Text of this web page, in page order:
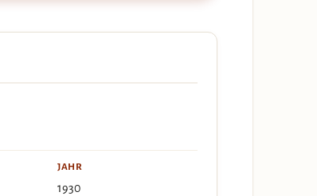
JAHR
1930